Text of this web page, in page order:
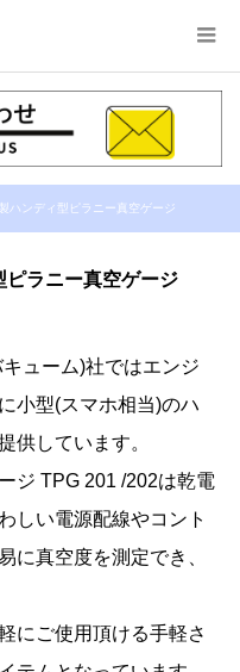
ハンディ型ピラニー真空ゲージ
ラニー真空ゲージ
ューム)社ではエンジ
小型(スマホ相当)のハ
供しています。
ジ TPG 201 /202は乾電
しい電源配線やコント
に真空度を測定でき、
にご使用頂ける手軽さ